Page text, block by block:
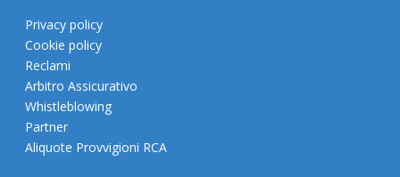
Privacy policy
Cookie policy
Reclami
Arbitro Assicurativo
Whistleblowing
Partner
Aliquote Provvigioni RCA